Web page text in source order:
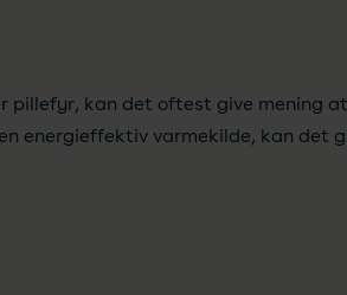
pillefyr, kan det oftest give mening
energieffektiv varmekilde, kan det